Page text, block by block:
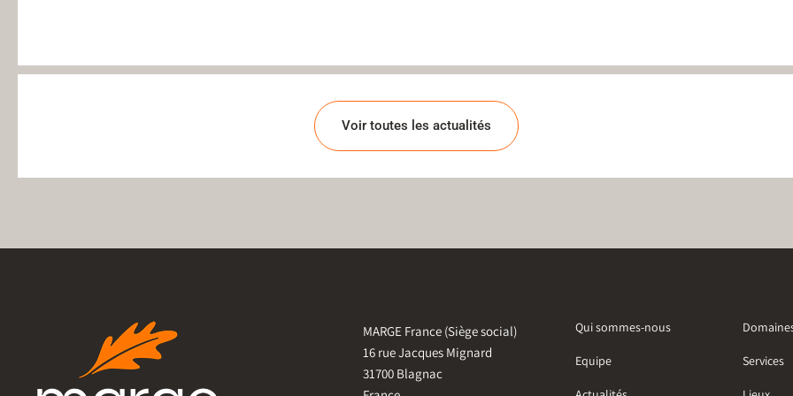
Voir toutes les actualités
MARGE France (Siège social)
16 rue Jacques Mignard
31700 Blagnac
Qui sommes-nous
Equipe Services